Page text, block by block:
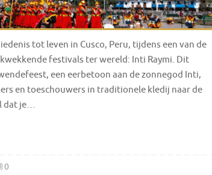
tot leven in Cusco, Peru, tijdens een van de
festivals ter wereld: Inti Raymi. Dit
een eerbetoon aan de zonnegod Inti,
en toeschouwers in traditionele kledij naar de
dat je…
0